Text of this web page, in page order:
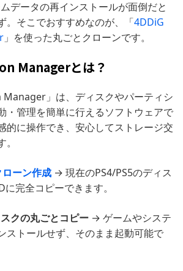
データの再インストールが面倒だと
。そこでおすすめなのが、「4DDiG
」を使った丸ごとクローンです。
Managerとは？
Manager」は、ディスクやパーティシ
・管理を簡単に行えるソフトウェアで
的に操作でき、安心してストレージ交
ーン作成 → 現在のPS4/PS5のディス
に完全コピーできます。
クの丸ごとコピー → ゲームやシステ
ストールせず、そのまま起動可能で